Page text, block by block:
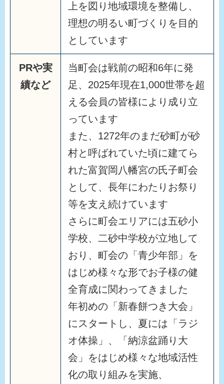
上を図り地域環境を整備し、
理想の明るい町づくりを目的
としています
PRや実
績など
当町会は戦前の昭和6年に発
足、2025年現在1,000世帯を超
える会員の皆様により成り立
っています
また、1272年のまだ砂町が砂
村と呼ばれていた頃に建てら
れた富賀岡八幡宮の氏子町会
として、長年にわたりお祭り
等を支え続けています
さらに町会エリアには五砂小
学校、二砂中学校が立地して
おり、町会の「青少年部」を
はじめ様々な形でお子様の健
全育成に関わってきました
年初めの「新春餅つき大会」
にスタートし、夏には「ラジ
オ体操」、「納涼盆踊り大
会」をはじめ様々な地域活性
化の取り組みを実施、